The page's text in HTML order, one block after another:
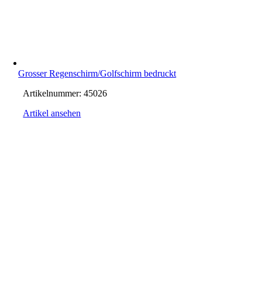
Grosser Regenschirm/Golfschirm bedruckt
Artikelnummer:45026
Artikel ansehen